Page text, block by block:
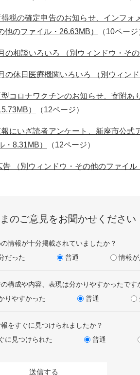
得税の確定申告のお知らせ、インフ
他のファイル・26.63MB）
（10ページ
の相談いろいろ （別ウィンドウ・そ
の休日医療機関いろいろ （別ウィン
型コロナワクチンのお知らせ、寄附あ
）
（12ページ）
報にいざ読者アンケート、新座市公
・8.31MB）
（12ページ）
告 （別ウィンドウ・その他のファイル
のご意見をお聞かせください
情報が十分掲載されていましたか？
だった
普通 情報
構成や内容、表現は分かりやすかったです
りやすかった
普通
をすぐに見つけられましたか？
に見つけられた
普通